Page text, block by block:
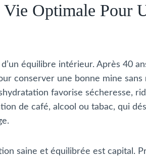
Optimale Pour
équilibre intérieur. Après 40
conserver une bonne mine
favorise sécheresse,
de café, alcool ou tabac, qui
saine et équilibrée est capital.